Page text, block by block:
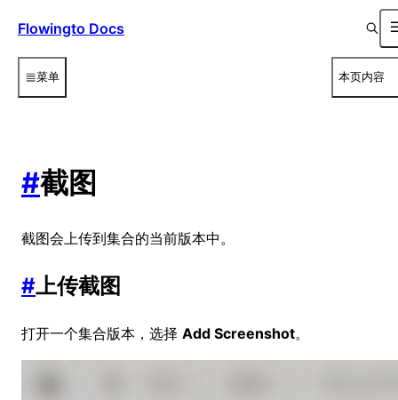
Flowingto Docs
菜单 本页内容
#截图
截图会上传到集合的当前版本中。
#上传截图
打开一个集合版本，选择 Add Screenshot。